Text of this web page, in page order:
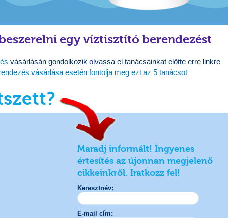
egy víztisztító berendezést
vásárlásán gondolkozik olvassa el tanácsainkat előtte erre linkre
vásárlása esetén fontolja meg ezt az 5 tanácsot
Maradj informált! Ingyenes
értesítés az újonnan megjelenő
cikkeinkről. Iratkozz fel!
Keresztnév:
E-mail cím: